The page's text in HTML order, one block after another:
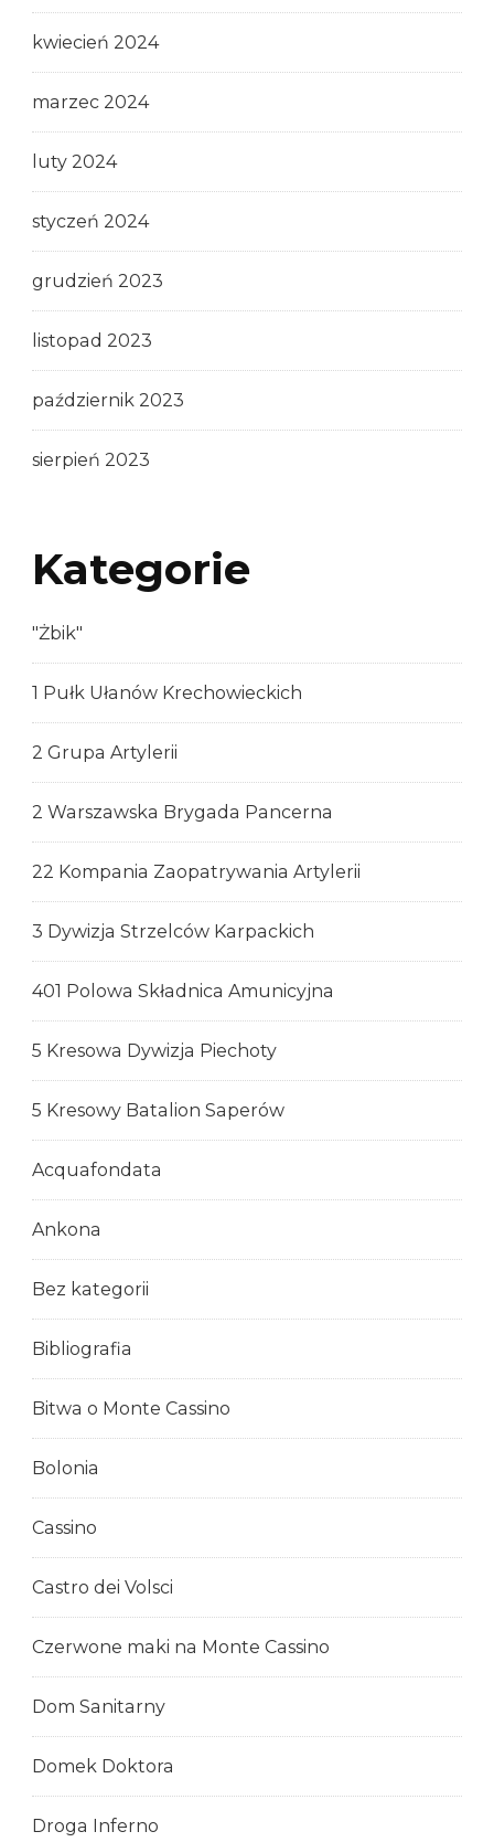
kwiecień 2024
marzec 2024
luty 2024
styczeń 2024
grudzień 2023
listopad 2023
październik 2023
sierpień 2023
Kategorie
"Żbik"
1 Pułk Ułanów Krechowieckich
2 Grupa Artylerii
2 Warszawska Brygada Pancerna
22 Kompania Zaopatrywania Artylerii
3 Dywizja Strzelców Karpackich
401 Polowa Składnica Amunicyjna
5 Kresowa Dywizja Piechoty
5 Kresowy Batalion Saperów
Acquafondata
Ankona
Bez kategorii
Bibliografia
Bitwa o Monte Cassino
Bolonia
Cassino
Castro dei Volsci
Czerwone maki na Monte Cassino
Dom Sanitarny
Domek Doktora
Droga Inferno